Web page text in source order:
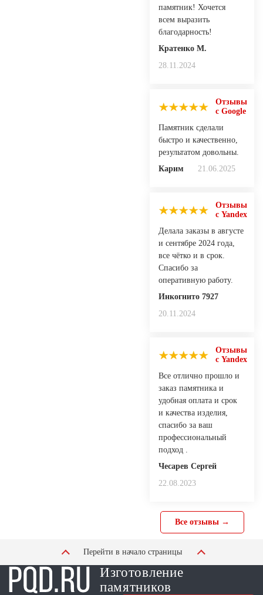
памятник! Хочется
всем выразить
благодарность!
Кратенко М.
28.11.2024
Отзывы
с Google
Памятник сделали
быстро и качественно,
результатом довольны.
Карим
21.06.2025
Отзывы
с Yandex
Делала заказы в августе
и сентябре 2024 года,
все чётко и в срок.
Спасибо за
оперативную работу.
Инкогнито 7927
20.11.2024
Отзывы
с Yandex
Все отлично прошло и
заказ памятника и
удобная оплата и срок
и качества изделия,
спасибо за ваш
профессиональный
подход .
Чесарев Сергей
22.08.2023
Все отзывы →
Перейти в начало страницы
Изготовление
памятников